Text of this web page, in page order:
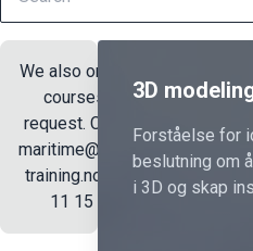
We also organize
courses on
request. Contact
maritime@ocean-
training.no or 70
11 15 00.
3D
Forståelse for
beslutning om
i 3D og skap